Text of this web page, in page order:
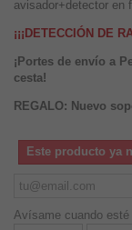
avisador+detector en
¡¡¡DETECCIÓN DE
¡Portes de envío a
cesta!
REGALO: Nuevo
Este producto ya
Avísame cuando esté